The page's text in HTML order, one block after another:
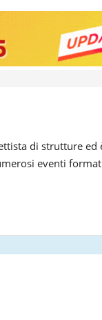
di strutture
eventi